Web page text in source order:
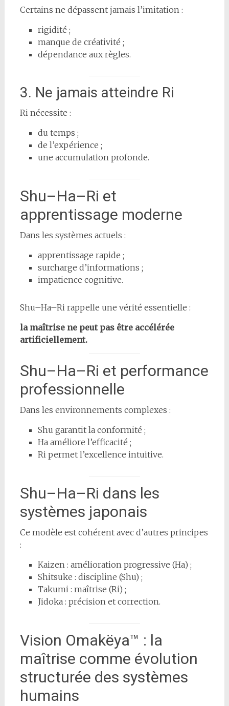
Certains ne dépassent jamais l’imitation :
rigidité ;
manque de créativité ;
dépendance aux règles.
3. Ne jamais atteindre Ri
Ri nécessite :
du temps ;
de l’expérience ;
une accumulation profonde.
Shu–Ha–Ri et
apprentissage moderne
Dans les systèmes actuels :
apprentissage rapide ;
surcharge d’informations ;
impatience cognitive.
Shu–Ha–Ri rappelle une vérité essentielle :
la maîtrise ne peut pas être accélérée
artificiellement.
Shu–Ha–Ri et performance
professionnelle
Dans les environnements complexes :
Shu garantit la conformité ;
Ha améliore l’efficacité ;
Ri permet l’excellence intuitive.
Shu–Ha–Ri dans les
systèmes japonais
Ce modèle est cohérent avec d’autres principes
:
Kaizen : amélioration progressive (Ha) ;
Shitsuke : discipline (Shu) ;
Takumi : maîtrise (Ri) ;
Jidoka : précision et correction.
Vision Omakëya™ : la
maîtrise comme évolution
structurée des systèmes
humains